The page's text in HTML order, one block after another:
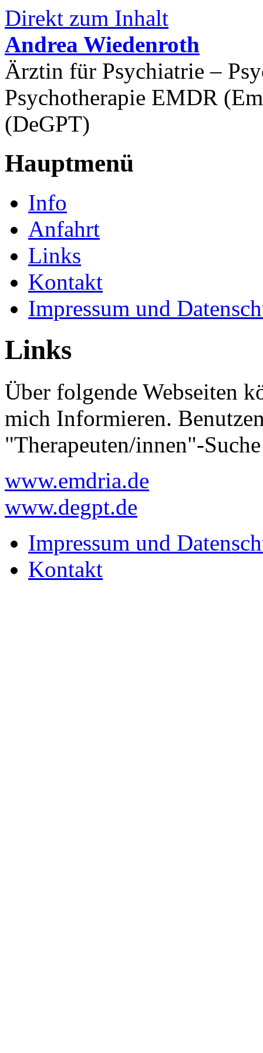
Direkt zum Inhalt
Andrea Wiedenroth
Ärztin für Psychiatrie –
Psychotherapie EMDR
(DeGPT)
Hauptmenü
Info
Anfahrt
Links
Kontakt
Impressum und
Links
Über folgende Webseiten
mich Informieren.
"Therapeuten/innen"-
www.emdria.de
www.degpt.de
Impressum und
Kontakt